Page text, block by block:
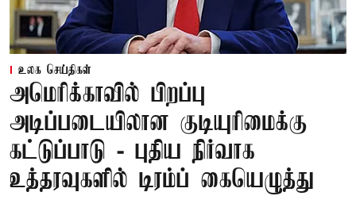
உலக செய்திகள்
அமெரிக்காவில் பிறப்பு
அடிப்படையிலான குடியுரிமைக்கு
கட்டுப்பாடு - புதிய நிர்வாக
உத்தரவுகளில் டிரம்ப் கையெழுத்து